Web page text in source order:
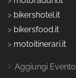
> bikershotel.it
> bikersfood.it
> motoitinerari.it
Aggiungi Evento